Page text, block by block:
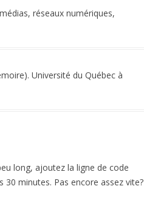
réseaux numériques,
Université du Québec à
long, ajoutez la ligne de code
minutes. Pas encore assez vite?